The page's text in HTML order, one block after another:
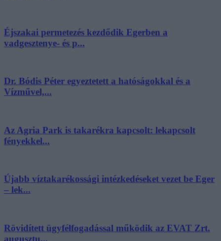
Éjszakai permetezés kezdődik Egerben a
vadgesztenye- és p...
Dr. Bódis Péter egyeztetett a hatóságokkal és a
Vízművel,...
Az Agria Park is takarékra kapcsolt: lekapcsolt
fényekkel...
Újabb víztakarékossági intézkedéseket vezet be Eger
– lek...
Rövidített ügyfélfogadással működik az EVAT Zrt.
augusztu...